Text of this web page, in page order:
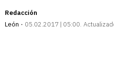
Redacción
León
05.02.2017 | 05:00